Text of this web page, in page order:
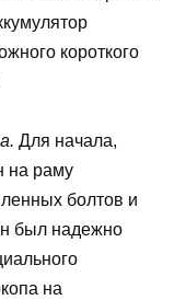
короткого
Для начала,
на раму
болтов и
был надежно
на